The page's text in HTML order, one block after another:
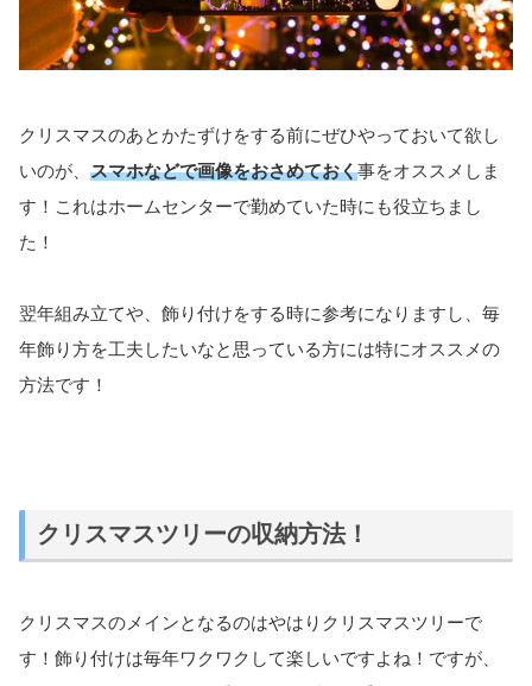
クリスマスのあとかたずけをする前にぜひやっておいて欲し
いのが、 スマホなどで画像をおさめておく事をオススメしま
す！これはホームセンターで勤めていた時にも役立ちまし
た！
翌年組み立てや、飾り付けをする時に参考になりますし、毎
年飾り方を工夫したいなと思っている方には特にオススメの
方法です！
クリスマスツリーの収納方法！
クリスマスのメインとなるのはやはりクリスマスツリーで
す！飾り付けは毎年ワクワクして楽しいですよね！ですが、